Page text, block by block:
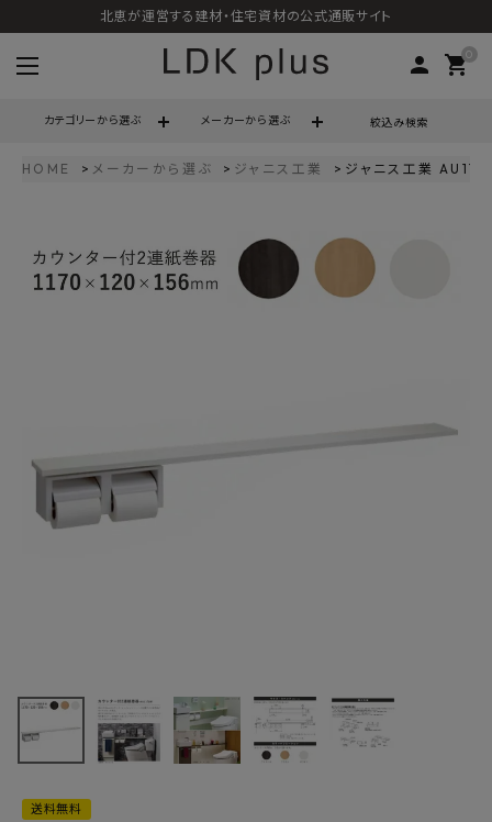
北恵が運営する建材・住宅資材の公式通販サイト
person 0
shopping_cart
カテゴリーから選ぶ メーカーから選ぶ 絞込み検索
call 06-6121-9302
person
最近チェックした商品
ター付き2連紙巻
器 1170mm幅
24,200円
HOME メーカーから選ぶ ジャニス工業 ジャニス工業
送料無料